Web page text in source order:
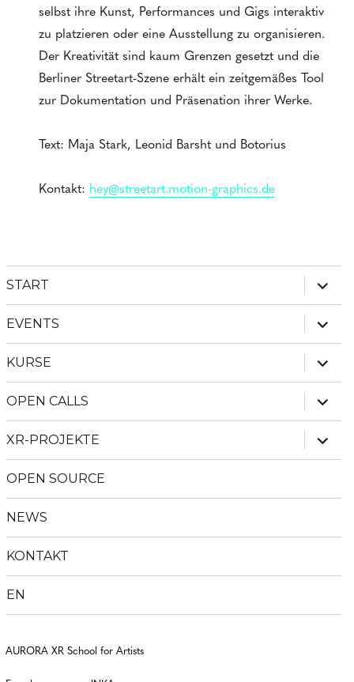
selbst ihre Kunst, Performances und Gigs interaktiv
zu platzieren oder eine Ausstellung zu organisieren.
Der Kreativität sind kaum Grenzen gesetzt und die
Berliner Streetart-Szene erhält ein zeitgemäßes Tool
zur Dokumentation und Präsenation ihrer Werke.
Text: Maja Stark, Leonid Barsht und Botorius
Kontakt: hey@streetart.motion-graphics.de
START
EVENTS
KURSE
OPEN CALLS
XR-PROJEKTE
OPEN SOURCE
NEWS
KONTAKT
EN
AURORA XR School for Artists